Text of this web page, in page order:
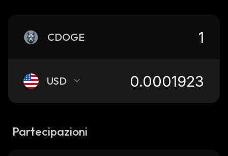
CDOGE
USD
Partecipazioni